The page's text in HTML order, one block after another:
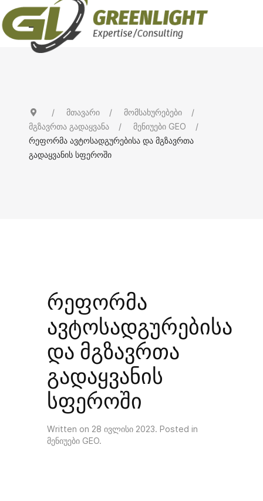
მთავარი
მომსახურებები
მგზავრთა გადაყვანა
მენიუები GEO
რეფორმა ავტოსადგურებისა და მგზავრთა
გადაყვანის სფეროში
რეფორმა
ავტოსადგურებისა
და მგზავრთა
გადაყვანის
სფეროში
Written on 28 ივლისი 2023. Posted in
მენიუები GEO.